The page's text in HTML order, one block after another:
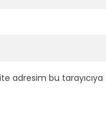
adresim bu tarayıcıya